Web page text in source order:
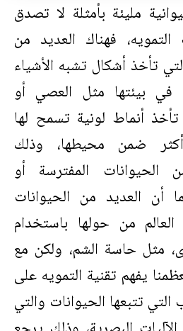
مليئة بأمثلة لا تصدق
فهناك العديد من
تأخذ أشكال تشبه الأشياء
في بيئتها مثل العصي أو
تأخذ أنماط لونية تسمح لها
أكثر ضمن محيطها، وذلك
الحيوانات المفترسة أو
أن العديد من الحيوانات
من حولها باستخدام
مثل حاسة الشم، ولكن مع
يفهم تقنية التمويه على
التي تتبعها الحيوانات والتي